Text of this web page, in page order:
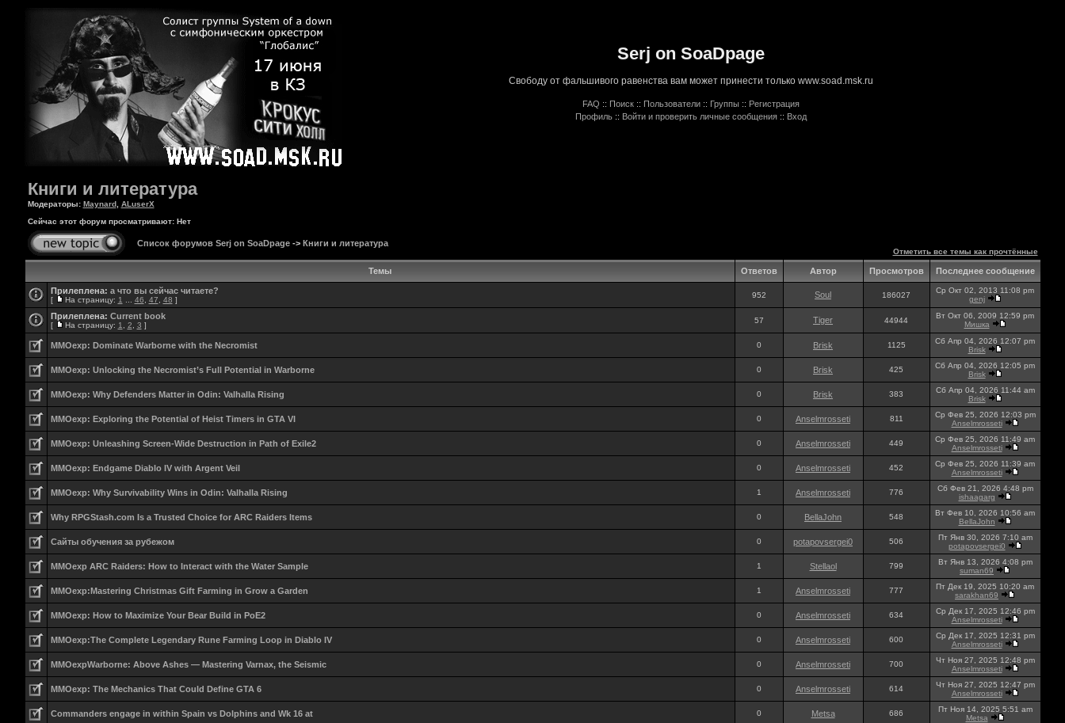
Serj on SoaDpage
Свободу от фальшивого равенства вам может принести только www.soad.msk.ru
FAQ :: Поиск :: Пользователи :: Группы :: Регистрация
Профиль :: Войти и проверить личные сообщения :: Вход
Книги и литература
Модераторы: Maynard, ALuserX
Сейчас этот форум просматривают: Нет
Список форумов Serj on SoaDpage-> Книги и литература
Отметить все темы как прочтённые
Темы Ответов Автор Просмотров Последнее сообщение
Прилеплена: а что вы сейчас читаете?
[ На страницу: 1 46 47 48 ]
952 Soul 186027
Ср Окт 02, 2013 11:08 pm
genj
Прилеплена: Current book
[ На страницу: 1 2 3 ]
57 Tiger 44944
Вт Окт 06, 2009 12:59 pm
Мишка
MMOexp: Dominate Warborne with the Necromist 0 Brisk 1125
Сб Апр 04, 2026 12:07 pm
Brisk
MMOexp: Unlocking the Necromist’s Full Potential in Warborne 0 Brisk 425
Сб Апр 04, 2026 12:05 pm
Brisk
MMOexp: Why Defenders Matter in Odin: Valhalla Rising 0 Brisk 383
Сб Апр 04, 2026 11:44 am
Brisk
MMOexp: Exploring the Potential of Heist Timers in GTA VI 0 Anselmrosseti 811
Ср Фев 25, 2026 12:03 pm
Anselmrosseti
MMOexp: Unleashing Screen-Wide Destruction in Path of Exile2 0 Anselmrosseti 449
Ср Фев 25, 2026 11:49 am
Anselmrosseti
MMOexp: Endgame Diablo IV with Argent Veil 0 Anselmrosseti 452
Ср Фев 25, 2026 11:39 am
Anselmrosseti
MMOexp: Why Survivability Wins in Odin: Valhalla Rising 1 Anselmrosseti 776
Сб Фев 21, 2026 4:48 pm
ishaagarg
Why RPGStash.com Is a Trusted Choice for ARC Raiders Items 0 BellaJohn 548
Вт Фев 10, 2026 10:56 am
BellaJohn
Сайты обучения за рубежом 0 potapovsergei0 506
Пт Янв 30, 2026 7:10 am
potapovsergei0
MMOexp ARC Raiders: How to Interact with the Water Sample 1 Stellaol 799
Вт Янв 13, 2026 4:08 pm
suman69
MMOexp:Mastering Christmas Gift Farming in Grow a Garden 1 Anselmrosseti 777
Пт Дек 19, 2025 10:20 am
sarakhan69
MMOexp: How to Maximize Your Bear Build in PoE2 0 Anselmrosseti 634
Ср Дек 17, 2025 12:46 pm
Anselmrosseti
MMOexp:The Complete Legendary Rune Farming Loop in Diablo IV 0 Anselmrosseti 600
Ср Дек 17, 2025 12:31 pm
Anselmrosseti
MMOexpWarborne: Above Ashes — Mastering Varnax, the Seismic 0 Anselmrosseti 700
Чт Ноя 27, 2025 12:48 pm
Anselmrosseti
MMOexp: The Mechanics That Could Define GTA 6 0 Anselmrosseti 614
Чт Ноя 27, 2025 12:47 pm
Anselmrosseti
Commanders engage in within Spain vs Dolphins and Wk 16 at 0 Metsa 686
Пт Ноя 14, 2025 5:51 am
Metsa